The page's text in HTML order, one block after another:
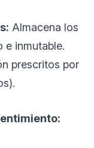
Almacena los
e inmutable.
prescritos por